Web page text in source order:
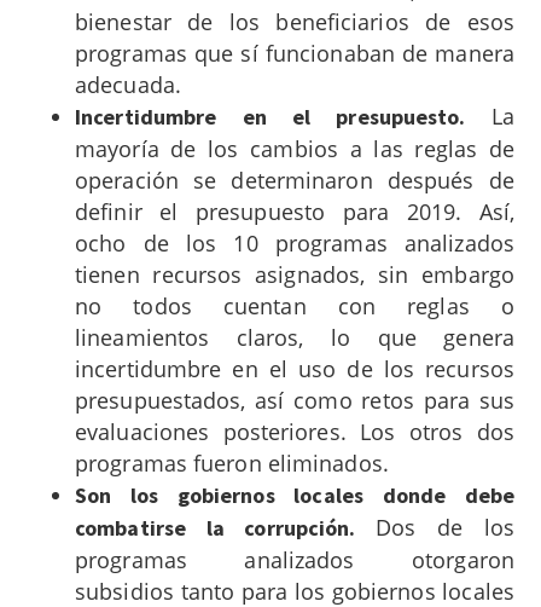
bienestar de los beneficiarios de esos
programas que sí funcionaban de manera
adecuada.
Incertidumbre en el presupuesto. La
mayoría de los cambios a las reglas de
operación se determinaron después de
definir el presupuesto para 2019. Así,
ocho de los 10 programas analizados
tienen recursos asignados, sin embargo
no todos cuentan con reglas o
lineamientos claros, lo que genera
incertidumbre en el uso de los recursos
presupuestados, así como retos para sus
evaluaciones posteriores. Los otros dos
programas fueron eliminados.
Son los gobiernos locales donde debe
combatirse la corrupción. Dos de los
programas analizados otorgaron
subsidios tanto para los gobiernos locales